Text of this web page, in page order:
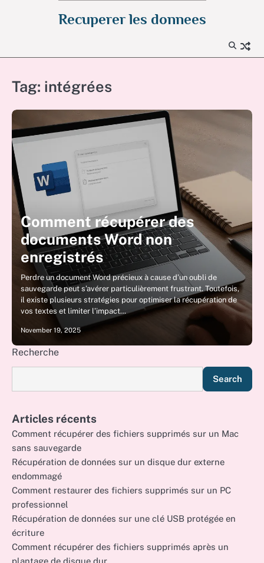
Recuperer les donnees
Tag: intégrées
Comment récupérer des
documents Word non
enregistrés
Perdre un document Word précieux à cause d’un oubli de
sauvegarde peut s’avérer particulièrement frustrant. Toutefois,
il existe plusieurs stratégies pour optimiser la récupération de
vos textes et limiter l’impact…
November 19, 2025
Recherche
Search
Articles récents
Comment récupérer des fichiers supprimés sur un Mac
sans sauvegarde
Récupération de données sur un disque dur externe
endommagé
Comment restaurer des fichiers supprimés sur un PC
professionnel
Récupération de données sur une clé USB protégée en
écriture
Comment récupérer des fichiers supprimés après un
plantage de disque dur